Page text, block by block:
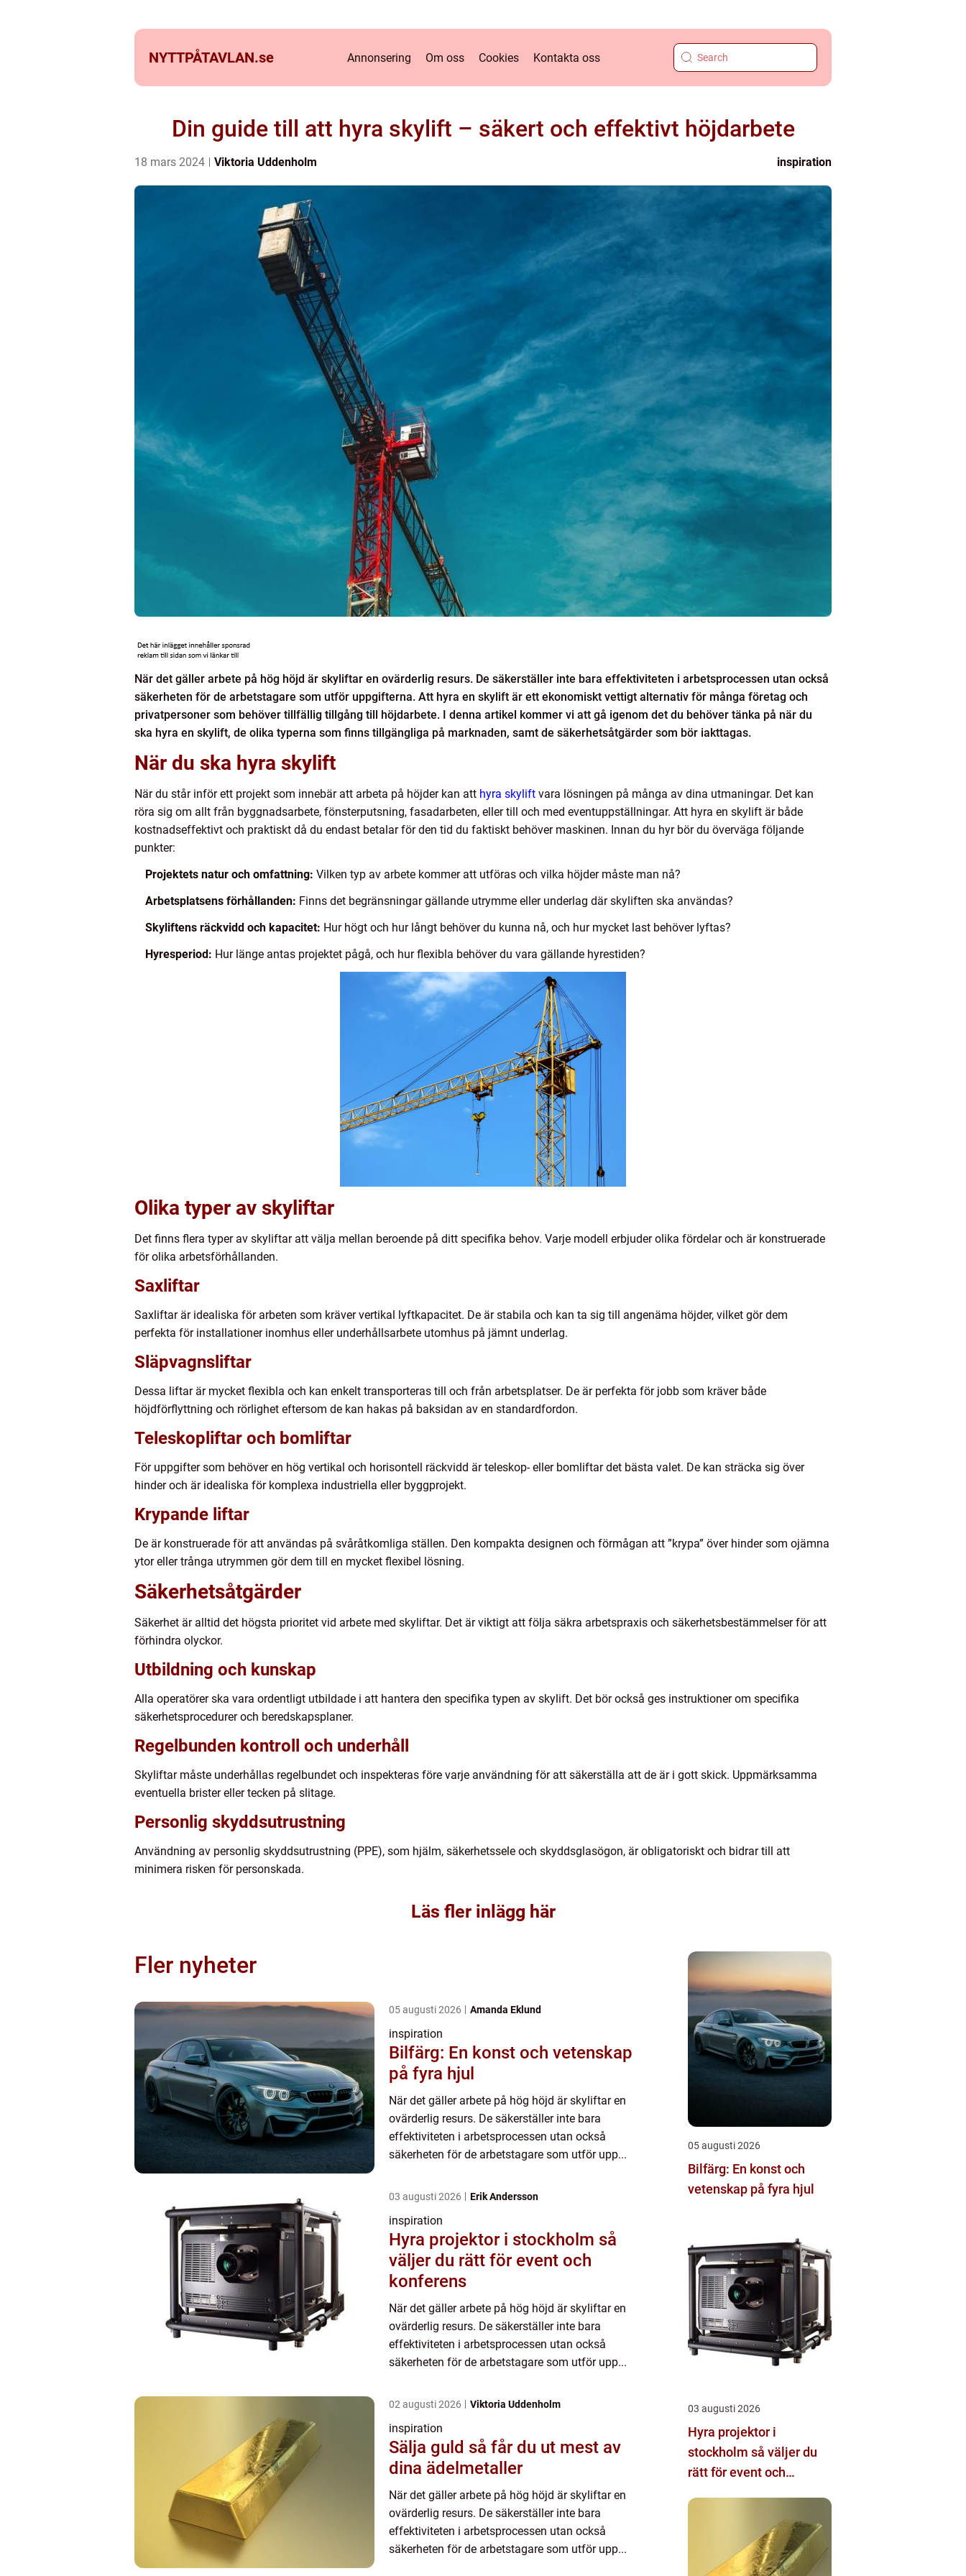
NYTTPÅTAVLAN.se Annonsering Om oss Cookies Kontakta oss
Din guide till att hyra skylift – säkert och effektivt höjdarbete
18 mars 2024 Viktoria Uddenholm inspiration
När det gäller arbete på hög höjd är skyliftar en ovärderlig resurs. De säkerställer inte bara effektiviteten i arbetsprocessen utan också
säkerheten för de arbetstagare som utför uppgifterna. Att hyra en skylift är ett ekonomiskt vettigt alternativ för många företag och
privatpersoner som behöver tillfällig tillgång till höjdarbete. I denna artikel kommer vi att gå igenom det du behöver tänka på när du
ska hyra en skylift, de olika typerna som finns tillgängliga på marknaden, samt de säkerhetsåtgärder som bör iakttagas.
När du ska hyra skylift
När du står inför ett projekt som innebär att arbeta på höjder kan att hyra skylift vara lösningen på många av dina utmaningar. Det kan
röra sig om allt från byggnadsarbete, fönsterputsning, fasadarbeten, eller till och med eventuppställningar. Att hyra en skylift är både
kostnadseffektivt och praktiskt då du endast betalar för den tid du faktiskt behöver maskinen. Innan du hyr bör du överväga följande
punkter:
Projektets natur och omfattning: Vilken typ av arbete kommer att utföras och vilka höjder måste man nå?
Arbetsplatsens förhållanden: Finns det begränsningar gällande utrymme eller underlag där skyliften ska användas?
Skyliftens räckvidd och kapacitet: Hur högt och hur långt behöver du kunna nå, och hur mycket last behöver lyftas?
Hyresperiod: Hur länge antas projektet pågå, och hur flexibla behöver du vara gällande hyrestiden?
Olika typer av skyliftar
Det finns flera typer av skyliftar att välja mellan beroende på ditt specifika behov. Varje modell erbjuder olika fördelar och är konstruerade
för olika arbetsförhållanden.
Saxliftar
Saxliftar är idealiska för arbeten som kräver vertikal lyftkapacitet. De är stabila och kan ta sig till angenäma höjder, vilket gör dem
perfekta för installationer inomhus eller underhållsarbete utomhus på jämnt underlag.
Släpvagnsliftar
Dessa liftar är mycket flexibla och kan enkelt transporteras till och från arbetsplatser. De är perfekta för jobb som kräver både
höjdförflyttning och rörlighet eftersom de kan hakas på baksidan av en standardfordon.
Teleskopliftar och bomliftar
För uppgifter som behöver en hög vertikal och horisontell räckvidd är teleskop- eller bomliftar det bästa valet. De kan sträcka sig över
hinder och är idealiska för komplexa industriella eller byggprojekt.
Krypande liftar
De är konstruerade för att användas på svåråtkomliga ställen. Den kompakta designen och förmågan att ”krypa” över hinder som ojämna
ytor eller trånga utrymmen gör dem till en mycket flexibel lösning.
Säkerhetsåtgärder
Säkerhet är alltid det högsta prioritet vid arbete med skyliftar. Det är viktigt att följa säkra arbetspraxis och säkerhetsbestämmelser för att
förhindra olyckor.
Utbildning och kunskap
Alla operatörer ska vara ordentligt utbildade i att hantera den specifika typen av skylift. Det bör också ges instruktioner om specifika
säkerhetsprocedurer och beredskapsplaner.
Regelbunden kontroll och underhåll
Skyliftar måste underhållas regelbundet och inspekteras före varje användning för att säkerställa att de är i gott skick. Uppmärksamma
eventuella brister eller tecken på slitage.
Personlig skyddsutrustning
Användning av personlig skyddsutrustning (PPE), som hjälm, säkerhetssele och skyddsglasögon, är obligatoriskt och bidrar till att
minimera risken för personskada.
Läs fler inlägg här
Fler nyheter
05 augusti 2026 Amanda Eklund
inspiration
Bilfärg: En konst och vetenskap
på fyra hjul
När det gäller arbete på hög höjd är skyliftar en
ovärderlig resurs. De säkerställer inte bara
effektiviteten i arbetsprocessen utan också
säkerheten för de arbetstagare som utför upp...
03 augusti 2026 Erik Andersson
inspiration
Hyra projektor i stockholm så
väljer du rätt för event och
konferens
När det gäller arbete på hög höjd är skyliftar en
ovärderlig resurs. De säkerställer inte bara
effektiviteten i arbetsprocessen utan också
säkerheten för de arbetstagare som utför upp...
02 augusti 2026 Viktoria Uddenholm
inspiration
Sälja guld så får du ut mest av
dina ädelmetaller
När det gäller arbete på hög höjd är skyliftar en
ovärderlig resurs. De säkerställer inte bara
effektiviteten i arbetsprocessen utan också
säkerheten för de arbetstagare som utför upp...
05 augusti 2026
Bilfärg: En konst och
vetenskap på fyra hjul
03 augusti 2026
Hyra projektor i
stockholm så väljer du
rätt för event och